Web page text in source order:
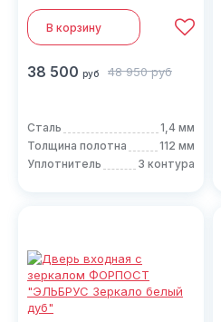
В корзину
38 500 руб 48 950 руб
Сталь
1,4 мм
Толщина полотна
112 мм
Уплотнитель
3 контура